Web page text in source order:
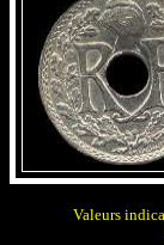
Valeurs